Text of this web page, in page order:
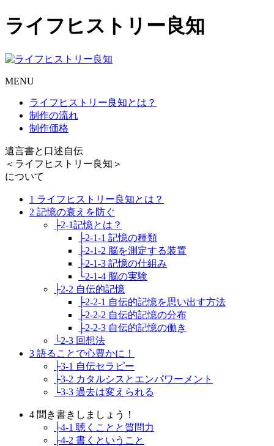
ライフヒストリー良知
MENU
ライフヒストリー良知とは？
制作の流れ
制作価格
遺言書と口述自伝
＜ライフヒストリー良知＞
について
1 ライフヒストリー良知とは？
2 記憶の衰えを防ぐ
├2-1記憶とは？
├2-1-1 記憶の種類
├2-1-2 脳を測定する装置
├2-1-3 記憶の仕組み
└2-1-4 脳の実験
├2-2 自伝的記憶
├2-2-1 自伝的記憶を思い出す方法
├2-2-2 自伝的記憶の分布
├2-2-3 自伝的記憶の働き
└2-3 回想法
3 語ることで心豊かに！
├3-1 自伝セラピー
├3-2 カタルシスとエンパワーメント
└3-3 過去は変えられる
4 聞き書きしましょう！
├4-1 聴くことと質問力
├4-2 書くということ